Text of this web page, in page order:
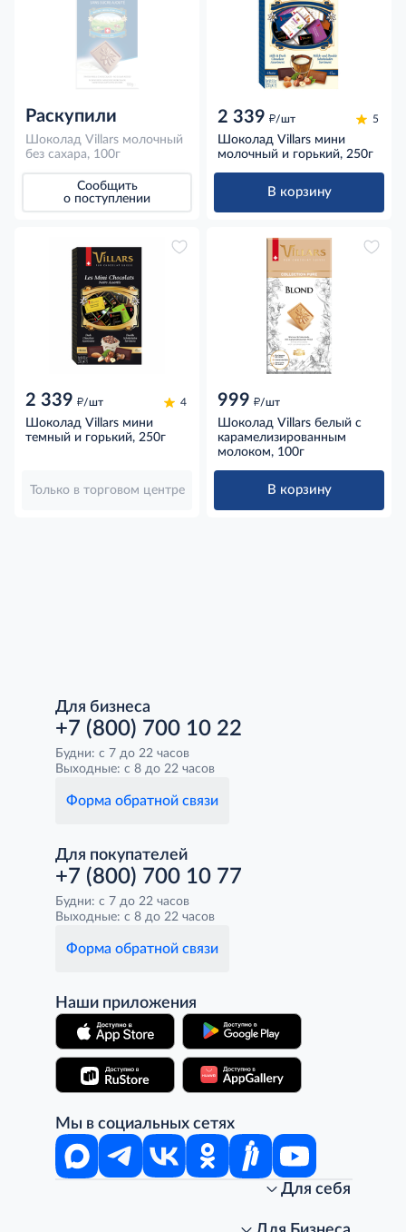
Раскупили
Шоколад Villars молочный
без сахара, 100г
Сообщить
о поступлении
2 339 д/шт 5
Шоколад Villars мини
молочный и горький, 250г
В корзину
2 339 д/шт 4
Шоколад Villars мини
темный и горький, 250г
Только в торговом центре
999 д/шт
Шоколад Villars белый с
карамелизированным
молоком, 100г
В корзину
Для бизнеса
+7 (800) 700 10 22
Будни: с 7 до 22 часов
Выходные: с 8 до 22 часов
Форма обратной связи
Для покупателей
+7 (800) 700 10 77
Будни: с 7 до 22 часов
Выходные: с 8 до 22 часов
Форма обратной связи
Наши приложения
Мы в социальных сетях
Для себя